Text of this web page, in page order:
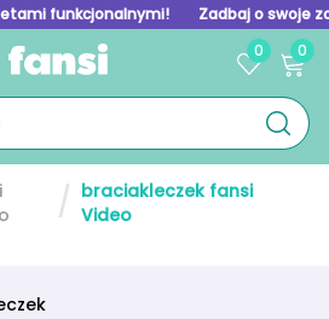
funkcjonalnymi! Zadbaj o swoje
0 0
braciakleczek fansi
Video